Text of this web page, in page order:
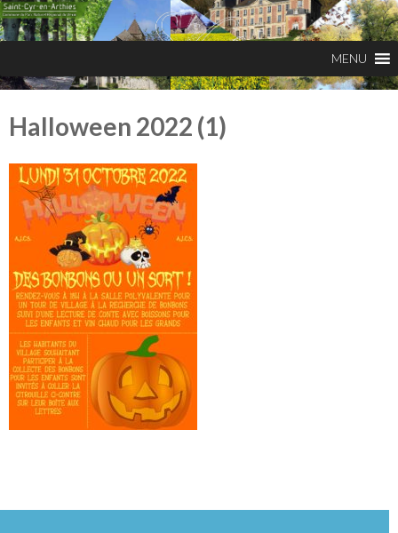
Halloween 2022 (1)